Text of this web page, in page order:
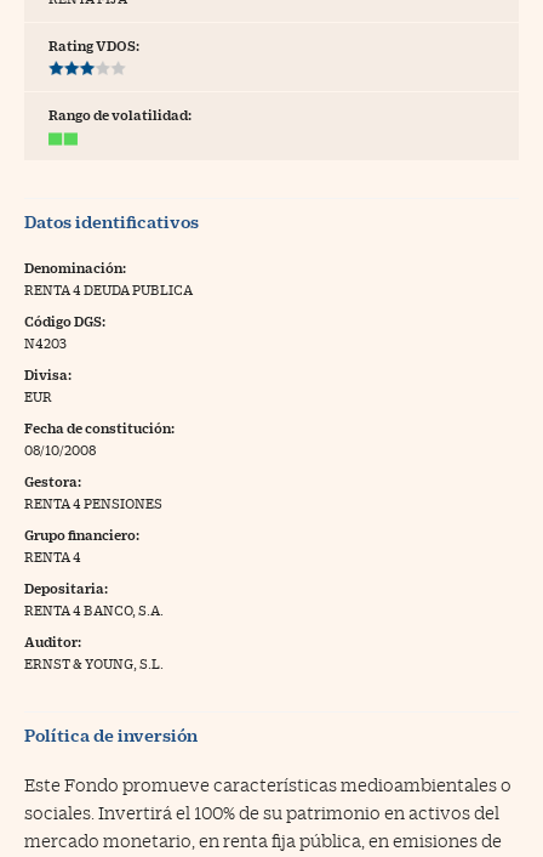
Pyme
a Cinco Días
Rating VDOS:
Rango de volatilidad:
Datos identificativos
Denominación:
RENTA 4 DEUDA PUBLICA
Código DGS:
N4203
Divisa:
EUR
Fecha de constitución:
08/10/2008
Gestora:
RENTA 4 PENSIONES
Grupo financiero:
RENTA 4
Depositaria:
RENTA 4 BANCO, S.A.
Auditor:
ERNST & YOUNG, S.L.
Política de inversión
Este Fondo promueve características medioambientales o
sociales. Invertirá el 100% de su patrimonio en activos del
mercado monetario, en renta fija pública, en emisiones de